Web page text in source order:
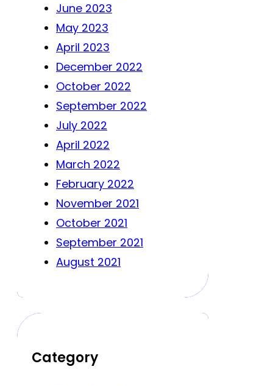
June 2023
May 2023
April 2023
December 2022
October 2022
September 2022
July 2022
April 2022
March 2022
February 2022
November 2021
October 2021
September 2021
August 2021
Category